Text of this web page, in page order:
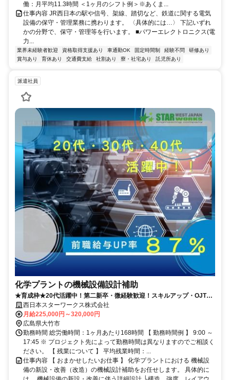
働：月平均11.3時間 ＜1ヶ月のシフト例＞※あくま...
仕事内容 JR西日本の駅や信号、架線、踏切など、鉄道に関する電気
設備の保守・管理業務に携わります。 〈具体的には…〉 下記いずれ
かの分野で、保守・管理等を行います。 ■パワーエレクトロニクス(電
力...
業界未経験者歓迎 資格取得支援あり 車通勤OK 固定時間制 経験不問
研修あり
賞与あり
育休あり 交通費支給 社割あり 寮・社宅あり 託児所あり
派遣社員
化学プラントの機械設備設計補助
★育成枠★20代活躍中！第二新卒・微経験歓迎！スキルアップ・OJT研
修充実◎
西日本スターワークス株式会社
月給225,000円～320,000円
広島県大竹市
勤務時間 総労働時間：1ヶ月あたり168時間 【 勤務時間例 】 9:00 ～
17:45 ※ プロジェクト先によって勤務時間は異なりますのでご相談く
ださい。 【 残業について 】 平均残業時間：...
仕事内容 【 おまかせしたいお仕事 】 化学プラントにおける 機械設
備の新設・改善（改造）の機械設計補助をお任せします。 具体的に